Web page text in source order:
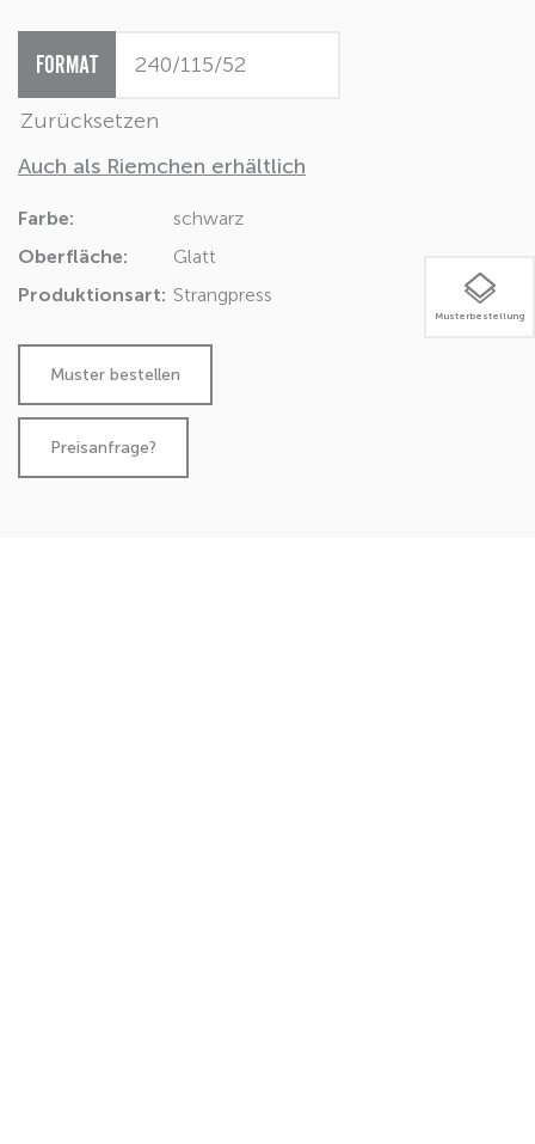
Musterbestellung
FORMAT
Zurücksetzen
Auch als Riemchen erhältlich
Farbe:
schwarz
Oberfläche:
Glatt
Produktionsart: Strangpress
Preisanfrage?